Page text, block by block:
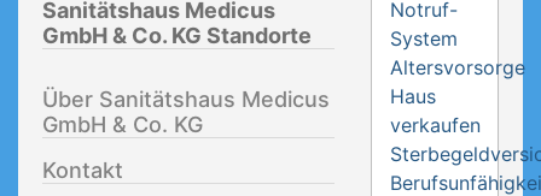
Sanitätshaus Medicus
GmbH & Co. KG Standorte
Über Sanitätshaus Medicus
GmbH & Co. KG
Kontakt
Notruf-
System
Altersvorsorge
Haus
verkaufen